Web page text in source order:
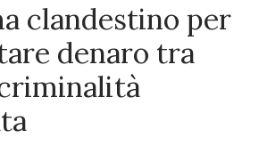
clandestino per
denaro tra